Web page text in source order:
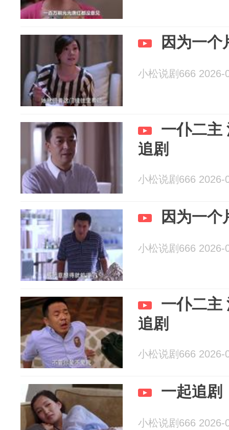
因为一个
小松说剧666 2026-
一仆二主
追剧
小松说剧666 2026-
因为一个
小松说剧666 2026-
一仆二主
追剧
小松说剧666 2026-
一起追剧
小松说剧666 2026-